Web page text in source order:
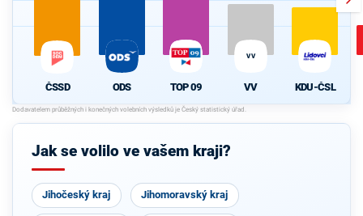
ČSSD ODS TOP 09
VV
VV KDU-ČSL
Jak se volilo ve vašem kraji?
Jihočeský kraj Jihomoravský kraj